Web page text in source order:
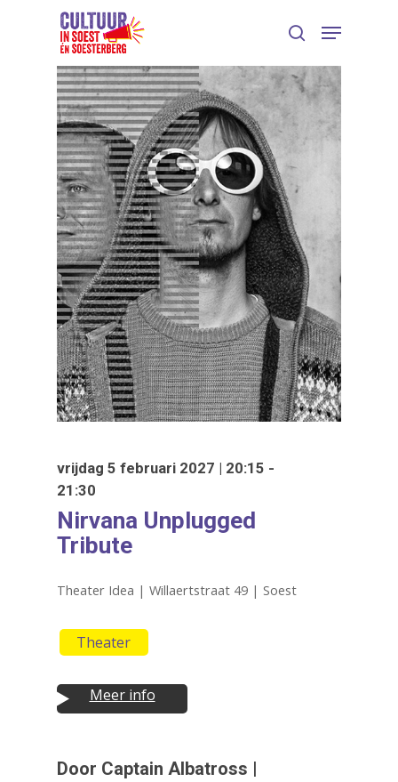
Druk op Enter om te starten met zoeken
of ESC om te sluiten
vrijdag 5 februari 2027 | 20:15 -
21:30
Nirvana Unplugged
Tribute
Theater Idea | Willaertstraat 49 | Soest
Theater
Meer info
Door Captain Albatross |